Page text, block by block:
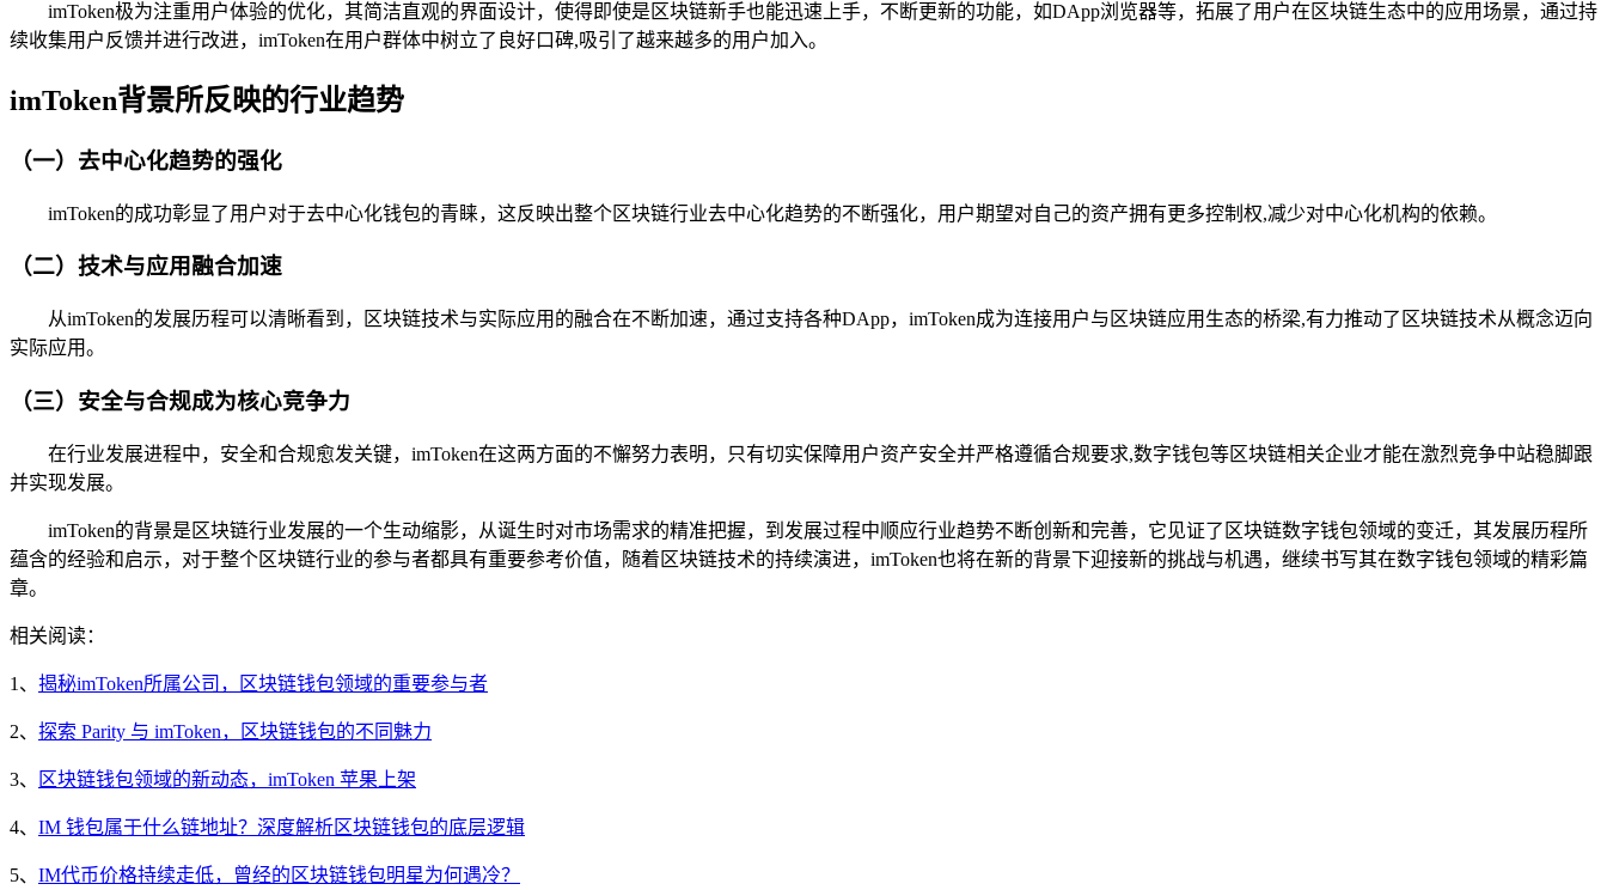
imToken极为注重用户体验的优化，其简洁直观的界面设计，使得即使是区块链新手也能迅速上手，不断更新的功能，如DApp浏览器等，拓展了用户在区块链生态中的应用场景，通过持
续收集用户反馈并进行改进，imToken在用户群体中树立了良好口碑,吸引了越来越多的用户加入。
imToken背景所反映的行业趋势
（一）去中心化趋势的强化
imToken的成功彰显了用户对于去中心化钱包的青睐，这反映出整个区块链行业去中心化趋势的不断强化，用户期望对自己的资产拥有更多控制权,减少对中心化机构的依赖。
（二）技术与应用融合加速
从imToken的发展历程可以清晰看到，区块链技术与实际应用的融合在不断加速，通过支持各种DApp，imToken成为连接用户与区块链应用生态的桥梁,有力推动了区块链技术从概念迈向
实际应用。
（三）安全与合规成为核心竞争力
在行业发展进程中，安全和合规愈发关键，imToken在这两方面的不懈努力表明，只有切实保障用户资产安全并严格遵循合规要求,数字钱包等区块链相关企业才能在激烈竞争中站稳脚跟
并实现发展。
imToken的背景是区块链行业发展的一个生动缩影，从诞生时对市场需求的精准把握，到发展过程中顺应行业趋势不断创新和完善，它见证了区块链数字钱包领域的变迁，其发展历程所
蕴含的经验和启示，对于整个区块链行业的参与者都具有重要参考价值，随着区块链技术的持续演进，imToken也将在新的背景下迎接新的挑战与机遇，继续书写其在数字钱包领域的精彩篇
章。
相关阅读：
1、 揭秘imToken所属公司，区块链钱包领域的重要参与者
2、 探索 Parity 与 imToken，区块链钱包的不同魅力
3、 区块链钱包领域的新动态，imToken 苹果上架
4、 IM 钱包属于什么链地址？深度解析区块链钱包的底层逻辑
5、 IM代币价格持续走低，曾经的区块链钱包明星为何遇冷？